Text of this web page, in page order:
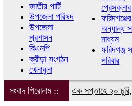
জাতীয় পার্টি
উপজেলা পরিষদ
উপজেলা
প্রশাসন
বিএনপি
ক্রীড়া সংগঠন
খেলাধুলা
প্রেসক্লাব
ফরিদগঞ্জের
অন্যান্য
মাধ্যম
ফরিদগঞ্জ
পরিবার
সংবাদ শিরোনাম ::
আত্মপ্রকাশ এক সপ্তাহে ২০ চুরি,